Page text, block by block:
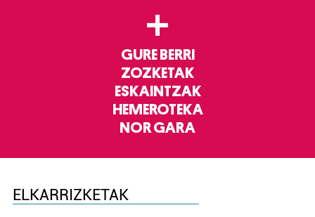
+
GURE BERRI
ZOZKETAK
ESKAINTZAK
HEMEROTEKA
NOR GARA
ELKARRIZKETAK